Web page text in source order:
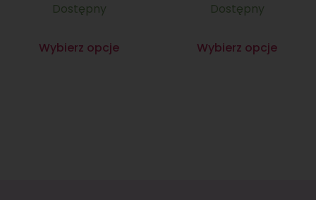
Dostępny
Wybierz opcje
Dostępny
Wybierz opcje